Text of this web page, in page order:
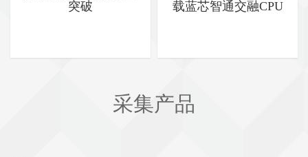
突破
载蓝芯智通交融CPU
采集产品